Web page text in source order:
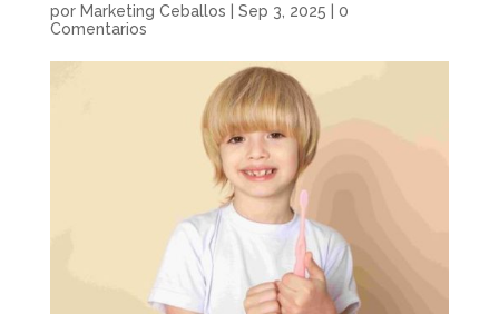
por Marketing Ceballos Sep 3, 2025
0
Comentarios